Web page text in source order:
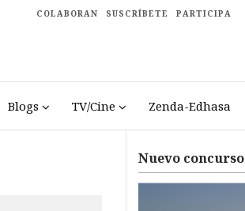
COLABORAN SUSCRÍBETE PARTICIPA
Blogs TV/Cine Zenda-Edhasa
Nuevo concurso